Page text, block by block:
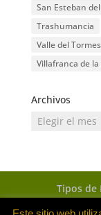
San Esteban
Trashumancia
Valle del Tormes
Villafranca de la
Archivos
Archivos
Tipos de
Ven con